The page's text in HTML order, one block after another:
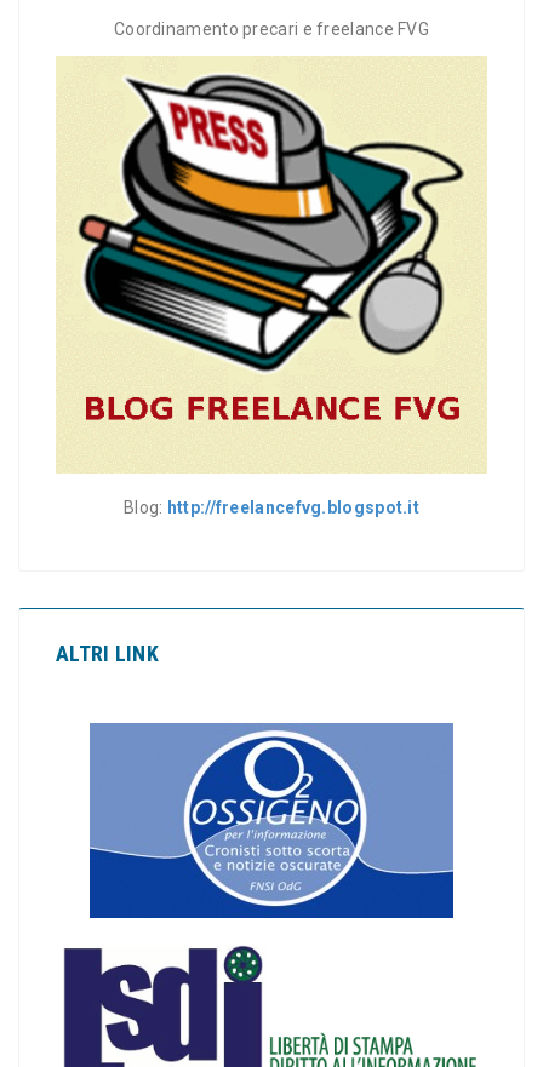
Coordinamento precari e freelance FVG
Blog: http://freelancefvg.blogspot.it
ALTRI LINK